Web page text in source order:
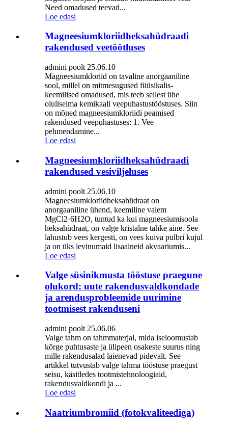
Need omadused teevad...
Loe edasi
Magneesiumkloriidheksahüdraadi
rakendused veetöötluses
admini poolt 25.06.10
Magneesiumkloriid on tavaline anorgaaniline
sool, millel on mitmesugused füüsikalis-
keemilised omadused, mis teeb sellest ühe
oluliseima kemikaali veepuhastustööstuses. Siin
on mõned magneesiumkloriidi peamised
rakendused veepuhastuses: 1. Vee
pehmendamine...
Loe edasi
Magneesiumkloriidheksahüdraadi
rakendused vesiviljeluses
admini poolt 25.06.10
Magneesiumkloriidheksahüdraat on
anorgaaniline ühend, keemiline valem
MgCl2·6H2O, tuntud ka kui magneesiumisoola
heksahüdraat, on valge kristalne tahke aine. See
lahustub vees kergesti, on vees kuiva pulbri kujul
ja on üks levinumaid lisaaineid akvaariumis...
Loe edasi
Valge süsinikmusta tööstuse praegune
olukord: uute rakendusvaldkondade
ja arendusprobleemide uurimine
tootmisest rakenduseni
admini poolt 25.06.06
Valge tahm on tahmmaterjal, mida iseloomustab
kõrge puhtusaste ja ülipeen osakeste suurus ning
mille rakendusalad laienevad pidevalt. See
artikkel tutvustab valge tahma tööstuse praegust
seisu, käsitledes tootmistehnoloogiaid,
rakendusvaldkondi ja ...
Loe edasi
Naatriumbromiid (fotokvaliteediga)